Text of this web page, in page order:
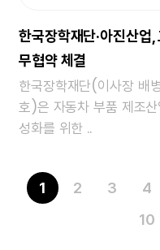
한국장학재단·아진산업
무협약 체결
한국장학재단(이사장 배
호)은 자동차 부품 제조
성화를 위한 ..
1 2 3 4
10